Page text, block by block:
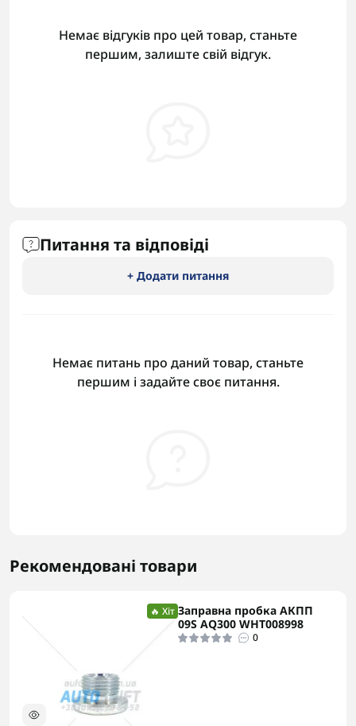
Немає відгуків про цей товар, станьте
першим, залиште свій відгук.
Питання та відповіді
+ Додати питання
Немає питань про даний товар, станьте
першим і задайте своє питання.
Рекомендовані товари
🔥 Хіт Заправна пробка АКПП
09S AQ300 WHT008998
0